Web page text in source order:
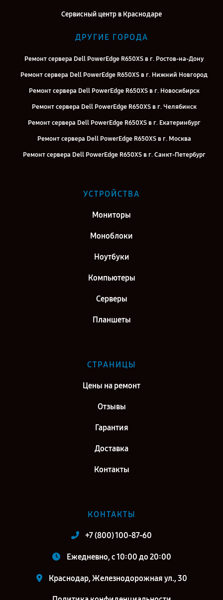
Сервисный центр в Краснодаре
ДРУГИЕ ГОРОДА
Ремонт сервера Dell PowerEdge R650XS в г. Ростов-на-Дону
Ремонт сервера Dell PowerEdge R650XS в г. Нижний Новгород
Ремонт сервера Dell PowerEdge R650XS в г. Новосибирск
Ремонт сервера Dell PowerEdge R650XS в г. Челябинск
Ремонт сервера Dell PowerEdge R650XS в г. Екатеринбург
Ремонт сервера Dell PowerEdge R650XS в г. Москва
Ремонт сервера Dell PowerEdge R650XS в г. Санкт-Петербург
УСТРОЙСТВА
Мониторы
Моноблоки
Ноутбуки
Компьютеры
Серверы
Планшеты
СТРАНИЦЫ
Цены на ремонт
Отзывы
Гарантия
Доставка
Контакты
КОНТАКТЫ
+7 (800) 100-87-60
Ежедневно, с 10:00 до 20:00
Краснодар, Железнодорожная ул., 30